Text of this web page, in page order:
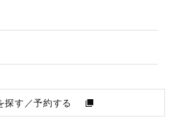
探す／予約する